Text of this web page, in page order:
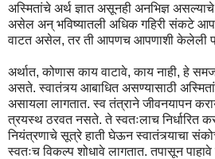
अस्मितांचे अर्थ ज्ञात असूनही अनभिज्ञ
असेल अन् भविष्यातली अधिक गहिरी संकटे
वाटत असेल, तर ती आपणच आपणाशी केलेली
अर्थात, कोणास काय वाटावे, काय नाही, हे
असते. स्वातंत्र्य आबाधित असण्यासाठी
असायला लागतात. स्व तंत्राने जीवनयापन
त्रयस्थ ठरवत नसते. ते स्वतःलाच निर्धारित
नियंत्रणाचे सूत्रे हाती घेऊन स्वातंत्र्याचा
स्वतःच विकल्प शोधावे लागतात. तपासून